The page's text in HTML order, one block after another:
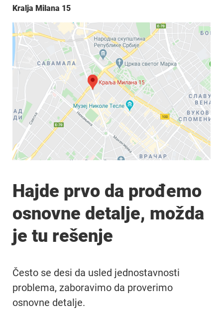
Kralja Milana 15
Hajde prvo da prođemo
osnovne detalje, možda
je tu rešenje
Često se desi da usled jednostavnosti
problema, zaboravimo da proverimo
osnovne detalje.